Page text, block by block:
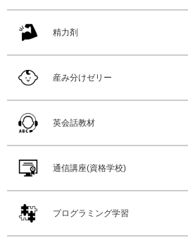
精力剤
産み分けゼリー
英会話教材
通信講座(資格学校)
プログラミング学習